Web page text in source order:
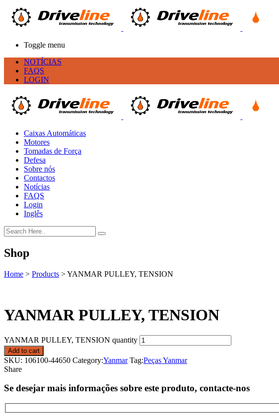
Toggle menu
NOTÍCIAS
FAQS
LOGIN
Caixas Automáticas
Motores
Tomadas de Força
Defesa
Sobre nós
Contactos
Notícias
FAQS
Login
Inglês
Shop
Home > Products >YANMAR PULLEY, TENSION
YANMAR PULLEY, TENSION
YANMAR PULLEY, TENSION quantity
Add to cart
SKU: 106100-44650 Category:Yanmar Tag:Peças Yanmar
Share
Se desejar mais informações sobre este produto, contacte-nos